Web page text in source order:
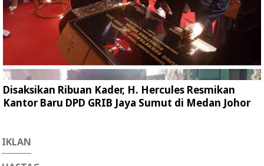
Disaksikan Ribuan Kader, H. Hercules Resmikan
Kantor Baru DPD GRIB Jaya Sumut di Medan Johor
IKLAN